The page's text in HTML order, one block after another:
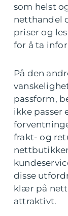
som helst
netthandel
priser og
for å ta
På den
passform,
ikke passer
frakt- og
disse
klær på
attraktivt.